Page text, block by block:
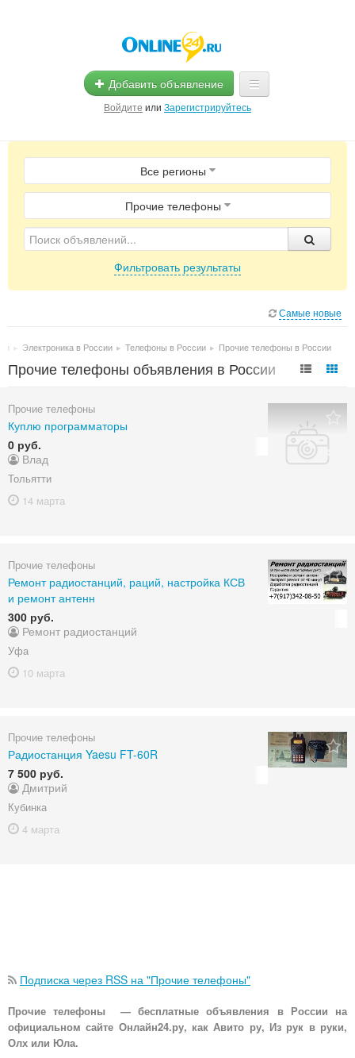
Добавить объявление
Войдите или Зарегистрируйтесь
Главная
Помощь
Услуги
Магазины
Все регионы
Прочие телефоны
Фильтровать результаты
Самые новые
▸ Электроника в России ▸ Телефоны в России ▸ Прочие телефоны в России
Прочие телефоны объявления в России
Прочие телефоны
Куплю программаторы
0 руб.
Влад
Тольятти
14 марта
Прочие телефоны
Ремонт радиостанций, раций, настройка КСВ
и ремонт антенн
300 руб.
Ремонт радиостанций
Уфа
10 марта
Прочие телефоны
Радиостанция Yaesu FT-60R
7 500 руб.
Дмитрий
Кубинка
4 марта
Подписка через RSS на "Прочие телефоны"
Прочие телефоны — бесплатные объявления в России на
официальном сайте Онлайн24.ру, как Авито ру, Из рук в руки,
Олх или Юла.